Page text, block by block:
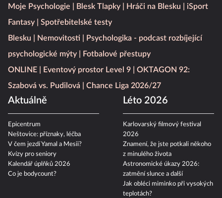
Moje Psychologie Blesk Tlapky Hráči na Blesku
iSport
Fantasy
Spotřebitelské testy
Blesku
Nemovitosti
Psychologika - podcast rozbíjející
psychologické mýty
Fotbalové přestupy
ONLINE
Eventový prostor Level 9
OKTAGON 92:
Szabová vs. Pudilová
Chance Liga 2026/27
Aktuálně
Epicentrum
Neštovice: příznaky, léčba
V čem jezdí Yamal a Mesii?
Kvízy pro seniory
Kalendář úplňků 2026
Co je bodycount?
Léto 2026
Karlovarský filmový festival
2026
Znamení, že jste potkali někoho
z minulého života
Astronomické úkazy 2026:
zatmění slunce a další
Jak obléci miminko při vysokých
teplotách?